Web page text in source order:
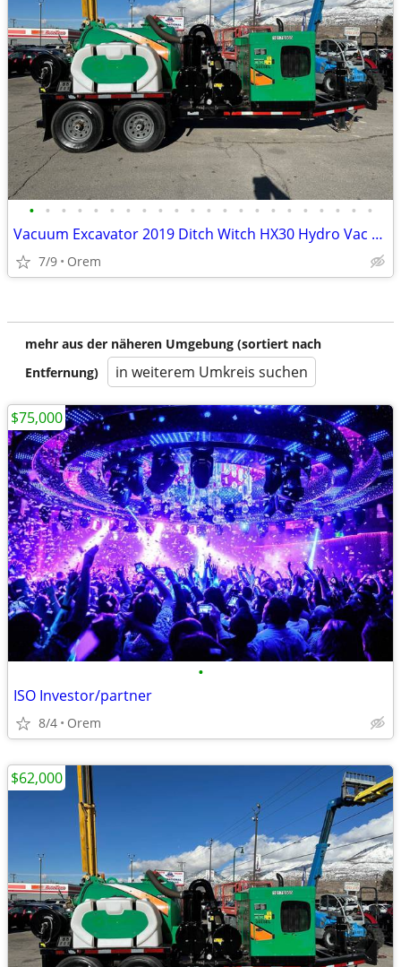
• • • • • • • • • • • • • • • • • • • • • •
Vacuum Excavator 2019 Ditch Witch HX30 Hydro Vac 500 Gallon Kubota Die
7/9 Orem
mehr aus der näheren Umgebung (sortiert nach
Entfernung)
in weiterem Umkreis suchen
•
ISO Investor/partner
8/4 Orem
$75,000
$62,000